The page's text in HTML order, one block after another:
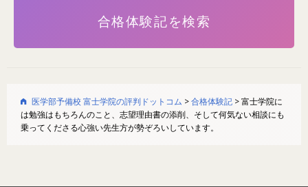
医学部予備校 富士学院の評判ドットコム >合格体験記 >富士学院に
は勉強はもちろんのこと、志望理由書の添削、そして何気ない相談にも
乗ってくださる心強い先生方が勢ぞろいしています。